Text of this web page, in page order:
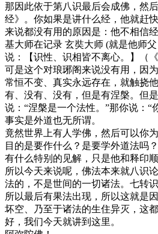
那因此依于第八识最后会成佛，然
经》。你如果是讲什么经，他就赶
来说都没有用的原因是：他不相信
基大师在记录 玄奘大师 (就是他师
说：【识性、识相皆不离心。】（
可是这个对琅琊阁来说没有用，因
常恒不变、真实永远存在，就触挠
有、没有、没有，但是有涅槃。但
说：“涅槃是一个法性。”那你说：
事实是外道也无所谓。
竟然世界上有人学佛，然后可以你
目的是要作什么？是要学外道法吗
有什么特别的见解，只是他和释印
所以今天来说呢，佛法本来就八识
法的，不是世间的一切诸法。七转
所以最后有果法出现，所以这就
坏空、乃至于诸法的生住异灭，这
好，我们今天就讲到这里。